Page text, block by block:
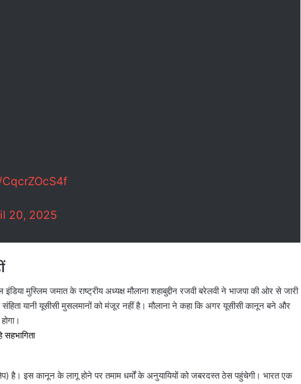
20, 2025
मुस्लिम जमात के राष्ट्रीय अध्यक्ष मौलाना शहाबुद्दीन रजवी बरेलवी ने भाजपा की ओर से जारी
संहिता यानी यूसीसी मुसलमानों को मंजूर नहीं है। मौलाना ने कहा कि अगर यूसीसी कानून बने और
सहभागिता
है। इस कानून के लागू होने पर तमाम धर्मों के अनुयायियों को जबरदस्त ठेस पहुंचेगी। भारत एक